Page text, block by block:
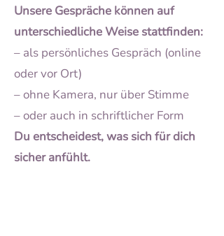
Unsere Gespräche können auf
unterschiedliche Weise stattfinden:
– als persönliches Gespräch (online
oder vor Ort)
– ohne Kamera, nur über Stimme
– oder auch in schriftlicher Form
Du entscheidest, was sich für dich
sicher anfühlt.